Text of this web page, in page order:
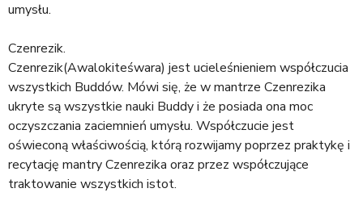
umysłu.
Czenrezik.
Czenrezik(Awalokiteśwara) jest ucieleśnieniem współczucia
wszystkich Buddów. Mówi się, że w mantrze Czenrezika
ukryte są wszystkie nauki Buddy i że posiada ona moc
oczyszczania zaciemnień umysłu. Współczucie jest
oświeconą właściwością, którą rozwijamy poprzez praktykę i
recytację mantry Czenrezika oraz przez współczujące
traktowanie wszystkich istot.